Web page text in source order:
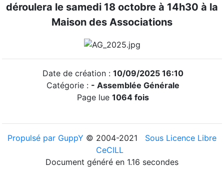
déroulera le samedi 18 octobre à 14h30 à la
Maison des Associations
Date de création : 10/09/2025 16:10
Catégorie : - Assemblée Générale
Page lue 1064 fois
Propulsé par GuppY © 2004-2021
Sous Licence Libre
CeCILL
Document généré en 1.16 secondes